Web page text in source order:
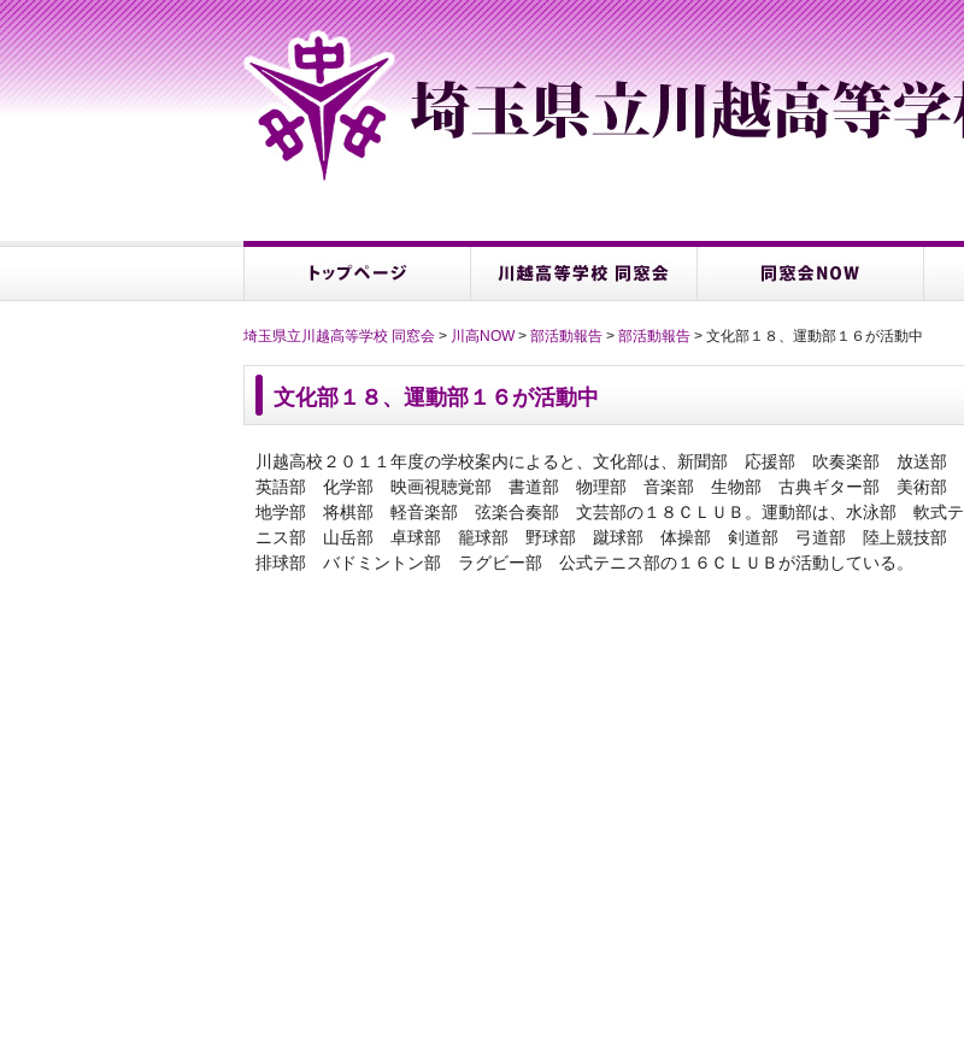
埼玉県立川越高等学校 同窓会 > 川高NOW> 部活動報告 > 部活動報告 > 文化部１８、運動部１６が活動中
文化部１８、運動部１６が活動中
川越高校２０１１年度の学校案内によると、文化部は、新聞部 応援部 吹奏楽部 放送部
英語部 化学部 映画視聴覚部 書道部 物理部 音楽部 生物部 古典ギター部 美術部
地学部 将棋部 軽音楽部 弦楽合奏部 文芸部の１８ＣＬＵＢ。運動部は、水泳部 軟式テ
ニス部 山岳部 卓球部 籠球部 野球部 蹴球部 体操部 剣道部 弓道部 陸上競技部
排球部 バドミントン部 ラグビー部 公式テニス部の１６ＣＬＵＢが活動している。